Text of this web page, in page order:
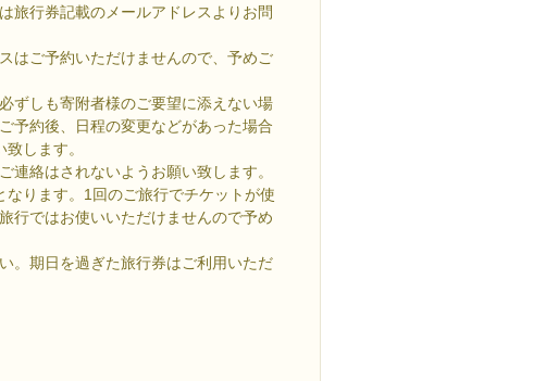
旅行券記載のメールアドレスよりお問
はご予約いただけませんので、予めご
ずしも寄附者様のご要望に添えない場
予約後、日程の変更などがあった場合
します。
絡はされないようお願い致します。
ります。1回のご旅行でチケットが使
行ではお使いいただけませんので予め
。期日を過ぎた旅行券はご利用いただ